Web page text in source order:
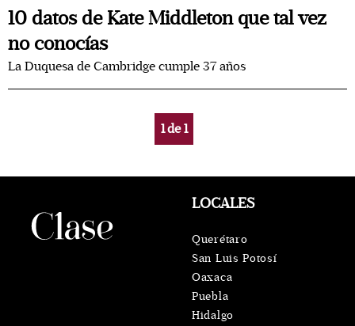
10 datos de Kate Middleton que tal vez
no conocías
La Duquesa de Cambridge cumple 37 años
1de1
LOCALES
Querétaro
San Luis Potosí
Oaxaca
Puebla
Hidalgo